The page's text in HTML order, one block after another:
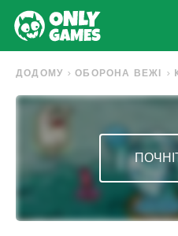
ДОДОМУ ОБОРОНА ВЕЖІ